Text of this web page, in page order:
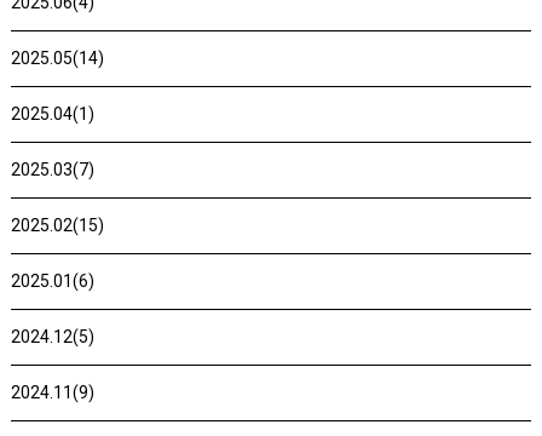
2025.05(14)
2025.04(1)
2025.03(7)
2025.02(15)
2025.01(6)
2024.12(5)
2024.11(9)